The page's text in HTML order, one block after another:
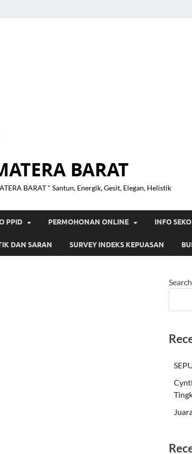
BARAT
BARAT " Santun, Energik, Gesit, Elegan, Helistik
PPID PERMOHONAN ONLINE INFO
DAN SARAN SURVEY INDEKS KEPUASAN
Search